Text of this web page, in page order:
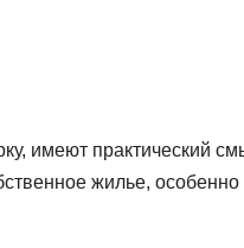
имеют практический
жилье, особенно